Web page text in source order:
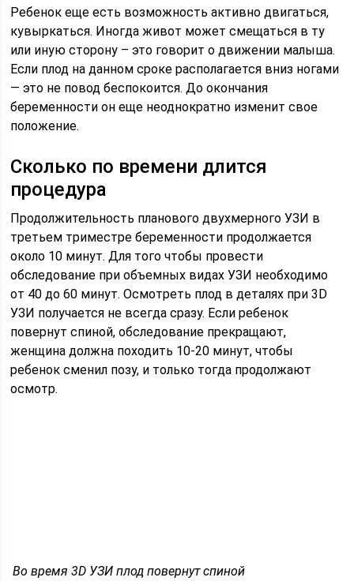
Ребенок еще есть возможность активно двигаться,
кувыркаться. Иногда живот может смещаться в ту
или иную сторону – это говорит о движении малыша.
Если плод на данном сроке располагается вниз ногами
— это не повод беспокоится. До окончания
беременности он еще неоднократно изменит свое
положение.
Сколько по времени длится
процедура
Продолжительность планового двухмерного УЗИ в
третьем триместре беременности продолжается
около 10 минут. Для того чтобы провести
обследование при объемных видах УЗИ необходимо
от 40 до 60 минут. Осмотреть плод в деталях при 3D
УЗИ получается не всегда сразу. Если ребенок
повернут спиной, обследование прекращают,
женщина должна походить 10-20 минут, чтобы
ребенок сменил позу, и только тогда продолжают
осмотр.
Во время 3D УЗИ плод повернут спиной